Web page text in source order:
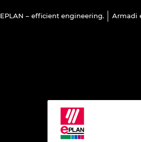
EPLAN – efficient engineering. Armadi